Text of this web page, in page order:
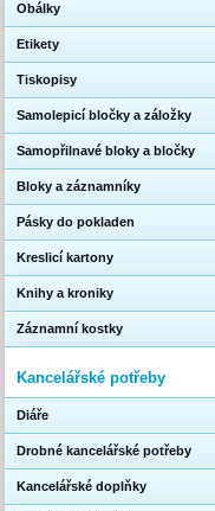
Obálky
Etikety
Tiskopisy
Samolepicí bločky a záložky
Samopřilnavé bloky a bločky
Bloky a záznamníky
Pásky do pokladen
Kreslicí kartony
Knihy a kroniky
Záznamní kostky
Kancelářské potřeby
Diáře
Drobné kancelářské potřeby
Kancelářské doplňky